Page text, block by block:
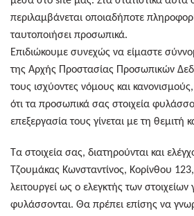
περιλαμβάνεται οποιαδήποτε
ταυτοποιήσει προσωπικά.
Επιδιώκουμε συνεχώς να είμαστε
της Αρχής Προστασίας Προσωπικών
τους ισχύοντες νόμους και
ότι τα προσωπικά σας στοιχεία
επεξεργασία τους γίνεται με τη θεμιτή
Τα στοιχεία σας, διατηρούνται και
Τζουμάκας Κωνσταντίνος, Κορίνθου
λειτουργεί ως ο ελεγκτής των
φυλάσσονται. Θα πρέπει επίσης να